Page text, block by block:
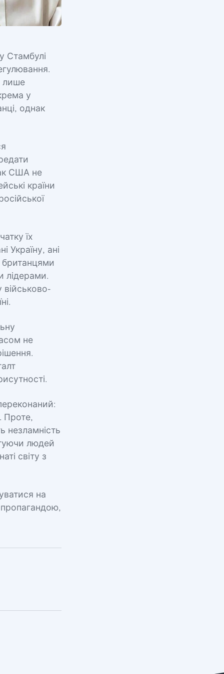
Стамбулі
лише
у
однак
США не
країни
їх
Україну, ані
британцями
лідерами.
військово-
не
Проте,
незламність
людей
світу з
на
пропагандою,